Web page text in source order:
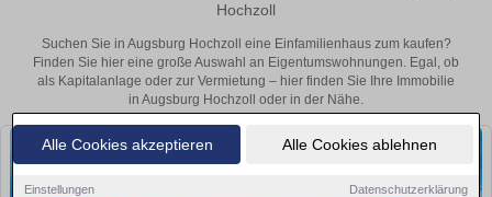
Alle Cookies akzeptieren Alle Cookies ablehnen
Einstellungen Datenschutzerklärung
Hochzoll
Suchen Sie in Augsburg Hochzoll eine Einfamilienhaus zum kaufen?
Finden Sie hier eine große Auswahl an Eigentumswohnungen. Egal, ob
als Kapitalanlage oder zur Vermietung – hier finden Sie Ihre Immobilie
in Augsburg Hochzoll oder in der Nähe.